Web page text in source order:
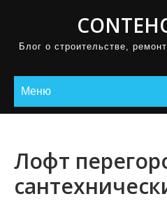
Блог о строительстве,
Меню
Лофт